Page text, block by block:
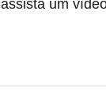
um